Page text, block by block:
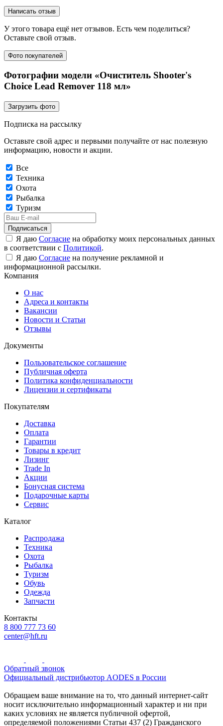
Написать отзыв
У этого товара ещё нет отзывов. Есть чем поделиться?
Оставьте свой отзыв.
Фото покупателей
Фотографии модели «Очиститель Shooter's
Choice Lead Remover 118 мл»
Загрузить фото
Подписка на рассылку
Оставьте свой адрес и первыми получайте от нас полезную
информацию, новости и акции.
Все
Техника
Охота
Рыбалка
Туризм
Подписаться
Я даю Согласие на обработку моих персональных данных
в соответствии с Политикой.
Я даю Согласие на получение рекламной и
информационной рассылки.
Компания
О нас
Адреса и контакты
Вакансии
Новости и Статьи
Отзывы
Документы
Пользовательское соглашение
Публичная оферта
Политика конфиденциальности
Лицензии и сертификаты
Покупателям
Доставка
Оплата
Гарантии
Товары в кредит
Лизинг
Trade In
Акции
Бонусная система
Подарочные карты
Сервис
Каталог
Распродажа
Техника
Охота
Рыбалка
Туризм
Обувь
Одежда
Запчасти
Контакты
8 800 777 73 60
center@hft.ru
Обратный звонок
Официальный дистрибьютор AODES в России
Обращаем ваше внимание на то, что данный интернет-сайт
носит исключительно информационный характер и ни при
каких условиях не является публичной офертой,
определяемой положениями Статьи 437 (2) Гражданского